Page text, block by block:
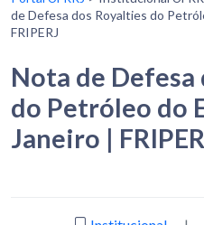
de Defesa dos Royalties do
FRIPERJ
Nota de Defesa
do Petróleo do
Janeiro |